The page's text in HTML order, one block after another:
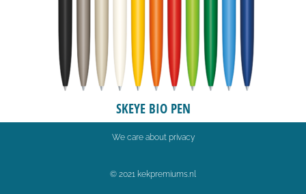
SKEYE BIO PEN
We care about privacy
© 2021 kekpremiums.nl